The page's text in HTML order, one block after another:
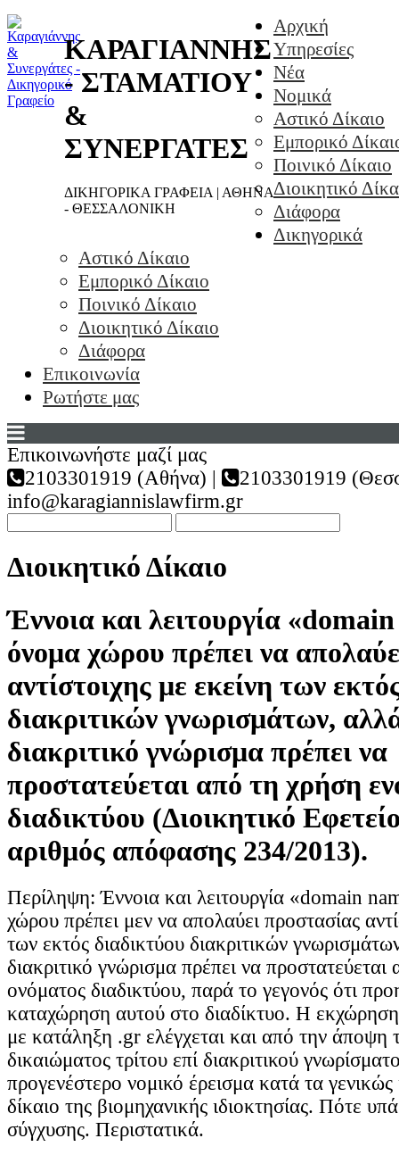
ΚΑΡΑΓΙΑΝΝΗΣ
- ΣΤΑΜΑΤΙΟΥ
&
ΣΥΝΕΡΓΑΤΕΣ
ΔΙΚΗΓΟΡΙΚΑ ΓΡΑΦΕΙΑ | ΑΘΗΝΑ
- ΘΕΣΣΑΛΟΝΙΚΗ
Αρχική
Υπηρεσίες
Νέα
Νομικά
Αστικό Δίκαιο
Εμπορικό
Ποινικό Δίκαιο
Διοικητικό
Διάφορα
Δικηγορικά
Αστικό Δίκαιο
Εμπορικό Δίκαιο
Ποινικό Δίκαιο
Διοικητικό Δίκαιο
Διάφορα
Επικοινωνία
Ρωτήστε μας
Επικοινωνήστε μαζί μας
2103301919 (Αθήνα) |
2103301919
info@karagiannislawfirm.gr
Διοικητικό Δίκαιο
Έννοια και λειτουργία
όνομα χώρου πρέπει να
αντίστοιχης με εκείνη των
διακριτικών γνωρισμάτων,
διακριτικό γνώρισμα πρέπει να
προστατεύεται από τη χρήση
διαδικτύου (Διοικητικό
αριθμός απόφασης 234/2013).
Περίληψη: Έννοια και λειτουργία «domain
χώρου πρέπει μεν να απολαύει προστασίας
των εκτός διαδικτύου διακριτικών
διακριτικό γνώρισμα πρέπει να
ονόματος διαδικτύου, παρά το γεγονός ότι
καταχώρηση αυτού στο διαδίκτυο. Η
με κατάληξη .gr ελέγχεται και από την άποψη
δικαιώματος τρίτου επί διακριτικού
προγενέστερο νομικό έρεισμα κατά τα γενικώς
δίκαιο της βιομηχανικής ιδιοκτησίας. Πότε
σύγχυσης. Περιστατικά.